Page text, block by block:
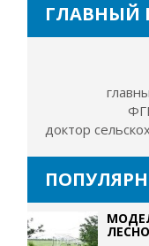
ГЛАВНЫЙ
доктор